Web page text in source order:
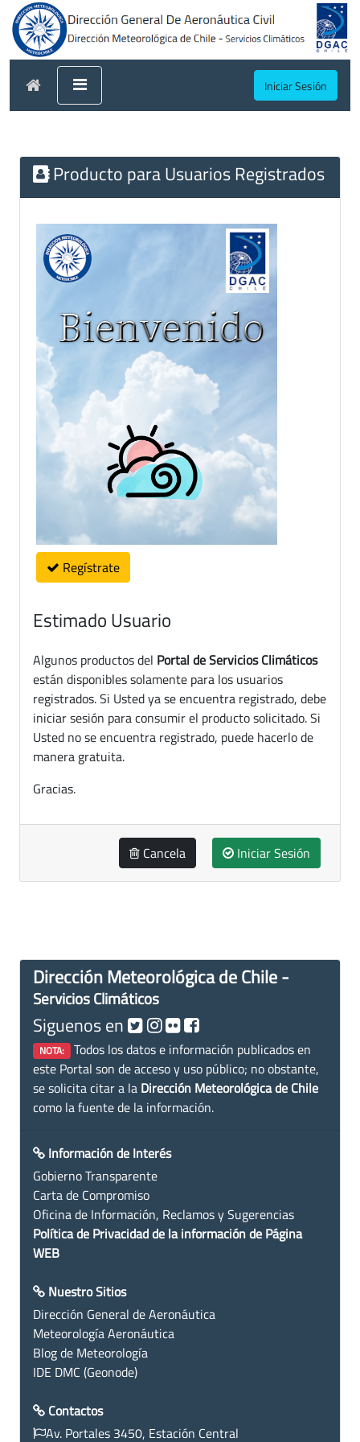
Iniciar Sesión
Producto para Usuarios Registrados
Regístrate
Estimado Usuario
Algunos productos del Portal de Servicios Climáticos
están disponibles solamente para los usuarios
registrados. Si Usted ya se encuentra registrado, debe
iniciar sesión para consumir el producto solicitado. Si
Usted no se encuentra registrado, puede hacerlo de
manera gratuita.
Gracias.
Cancela Iniciar Sesión
Dirección Meteorológica de Chile -
Servicios Climáticos
Siguenos en
NOTA: Todos los datos e información publicados en
este Portal son de acceso y uso público; no obstante,
se solicita citar a la Dirección Meteorológica de Chile
como la fuente de la información.
Información de Interés
Gobierno Transparente
Carta de Compromiso
Oficina de Información, Reclamos y Sugerencias
Política de Privacidad de la información de Página
WEB
Nuestro Sitios
Dirección General de Aeronáutica
Meteorología Aeronáutica
Blog de Meteorología
IDE DMC (Geonode)
Contactos
Av. Portales 3450, Estación Central